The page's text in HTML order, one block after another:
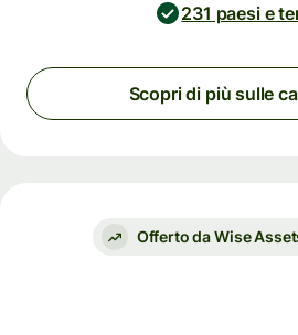
231 paesi e
Scopri di più sulle
Offerto da Wise